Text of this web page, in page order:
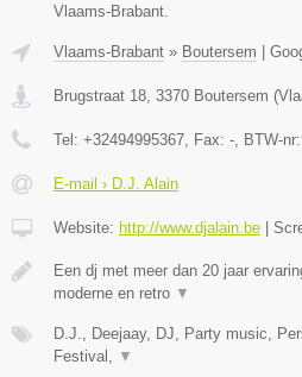
Vlaams-Brabant.
Vlaams-Brabant » Boutersem
Brugstraat 18, 3370 Boutersem (
Tel: +32494995367, Fax: -, BTW-nr:
E-mail › D.J. Alain
Website: http://www.djalain.be
Een dj met meer dan 20 jaar
moderne en retro ▼
D.J., Deejaay, DJ, Party music,
Festival, ▼